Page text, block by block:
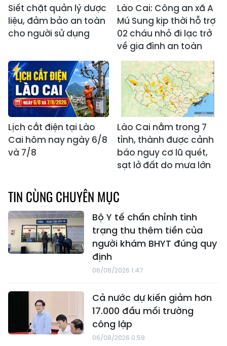
Siết chặt quản lý dược
liệu, đảm bảo an toàn
cho người sử dụng
Lào Cai: Công an xã A
Mú Sung kịp thời hỗ trợ
02 cháu nhỏ đi lạc trở
về gia đình an toàn
Lịch cắt điện tại Lào
Cai hôm nay ngày 6/8
và 7/8
Lào Cai nằm trong 7
tỉnh, thành được cảnh
báo nguy cơ lũ quét,
sạt lở đất do mưa lớn
TIN CÙNG CHUYÊN MỤC
Bộ Y tế chấn chỉnh tình
trạng thu thêm tiền của
người khám BHYT đúng quy
định
06/08/2026 1:47
Cả nước dự kiến giảm hơn
17.000 đầu mối trường
công lập
06/08/2026 0:59